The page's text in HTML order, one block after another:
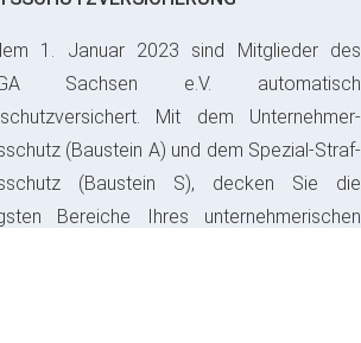
1. Januar 2023 sind Mitglieder des
Sachsen e.V. automatisch
Mit dem Unternehmer-
(Baustein A) und dem Spezial-Straf-
(Baustein S), decken Sie die
Bereiche Ihres unternehmerischen
ab und sparen bares Geld.